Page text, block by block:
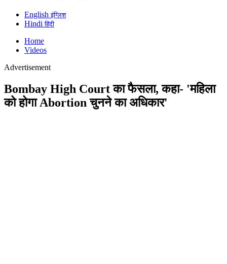
Englishइंग्लिश
Hindiहिंदी
Home
Videos
Advertisement
Bombay High Court का फैसला, कहा- 'महिला
को होगा Abortion चुनने का अधिकार'